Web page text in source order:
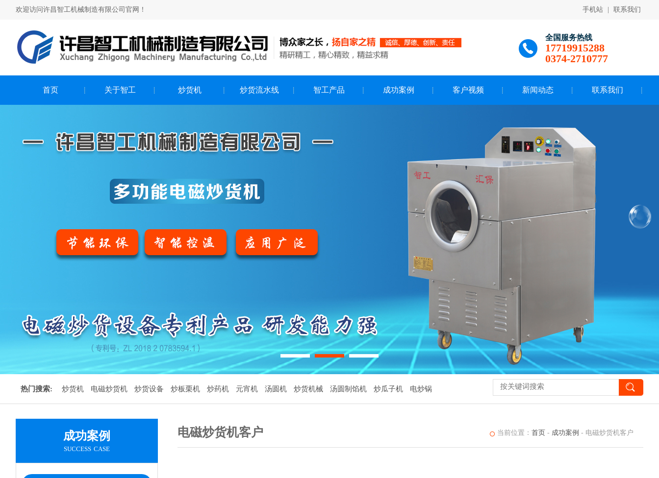
欢迎访问许昌智工机械制造有限公司官网！ 手机站 联系我们
全国服务热线
17719915288
0374-2710777
首页 关于智工 炒货机 炒货流水线 智工产品 成功案例 客户视频 新闻动态 联系我们
2 3
热门搜索: 炒货机 电磁炒货机 炒货设备 炒板栗机 炒药机 元宵机 汤圆机 炒货机械 汤圆制馅机 炒瓜子机 电炒锅
成功案例
success case
电磁炒货机客户 当前位置： 首页 - 成功案例 - 电磁炒货机客户